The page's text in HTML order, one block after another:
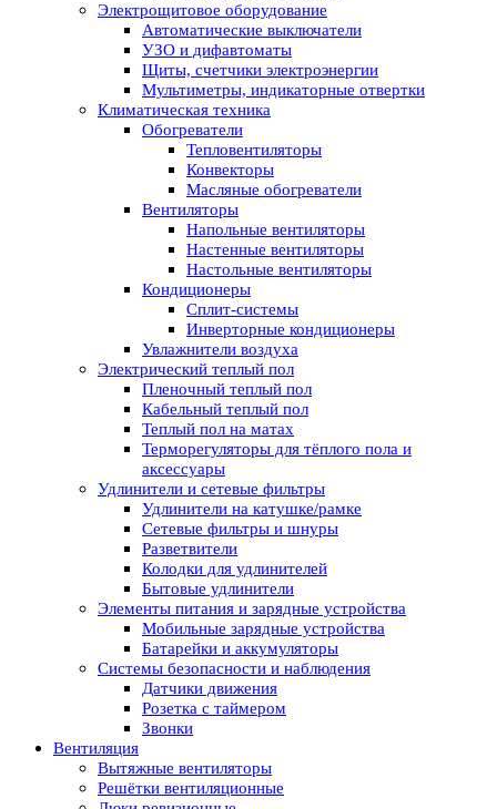
Электрощитовое оборудование
Автоматические выключатели
УЗО и дифавтоматы
Щиты, счетчики электроэнергии
Мультиметры, индикаторные отвертки
Климатическая техника
Обогреватели
Тепловентиляторы
Конвекторы
Масляные обогреватели
Вентиляторы
Напольные вентиляторы
Настенные вентиляторы
Настольные вентиляторы
Кондиционеры
Сплит-системы
Инверторные кондиционеры
Увлажнители воздуха
Электрический теплый пол
Пленочный теплый пол
Кабельный теплый пол
Теплый пол на матах
Терморегуляторы для тёплого пола и
аксессуары
Удлинители и сетевые фильтры
Удлинители на катушке/рамке
Сетевые фильтры и шнуры
Разветвители
Колодки для удлинителей
Бытовые удлинители
Элементы питания и зарядные устройства
Мобильные зарядные устройства
Батарейки и аккумуляторы
Системы безопасности и наблюдения
Датчики движения
Розетка с таймером
Звонки
Вентиляция
Вытяжные вентиляторы
Решётки вентиляционные